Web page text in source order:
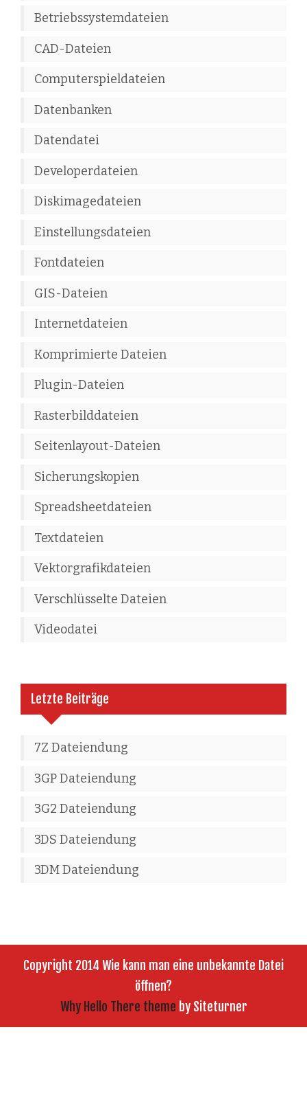
Betriebssystemdateien
CAD-Dateien
Computerspieldateien
Datenbanken
Datendatei
Developerdateien
Diskimagedateien
Einstellungsdateien
Fontdateien
GIS-Dateien
Internetdateien
Komprimierte Dateien
Plugin-Dateien
Rasterbilddateien
Seitenlayout-Dateien
Sicherungskopien
Spreadsheetdateien
Textdateien
Vektorgrafikdateien
Verschlüsselte Dateien
Videodatei
Letzte Beiträge
7Z Dateiendung
3GP Dateiendung
3G2 Dateiendung
3DS Dateiendung
3DM Dateiendung
Copyright 2014 Wie kann man eine unbekannte Datei
öffnen?
Why Hello There theme by Siteturner